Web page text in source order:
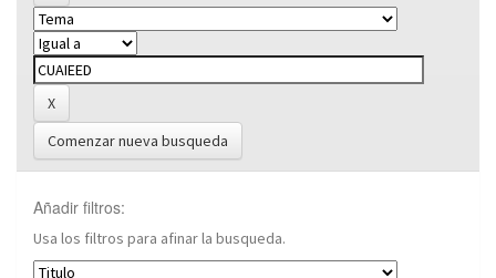
Comenzar nueva busqueda
Añadir filtros:
Usa los filtros para afinar la busqueda.